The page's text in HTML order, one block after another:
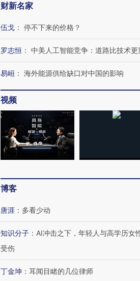
财新名家
伍戈 ： 停不下来的价格？
罗志恒 ： 中美人工智能竞争：道路比技术更
易峘 ： 海外能源供给缺口对中国的影响
视频
博客
唐涯 ： 多看少动
知识分子 ： AI冲击之下，年轻人与高学历女
受伤
丁金坤 ： 耳闻目睹的几位律师